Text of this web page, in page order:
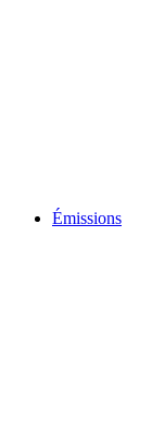
Émissions